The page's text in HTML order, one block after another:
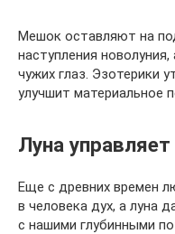
Мешок оставляют на
наступления
чужих глаз. Эзотерики
улучшит материальное
Луна
Еще с древних времен
в человека дух, а луна
с нашими глубинными